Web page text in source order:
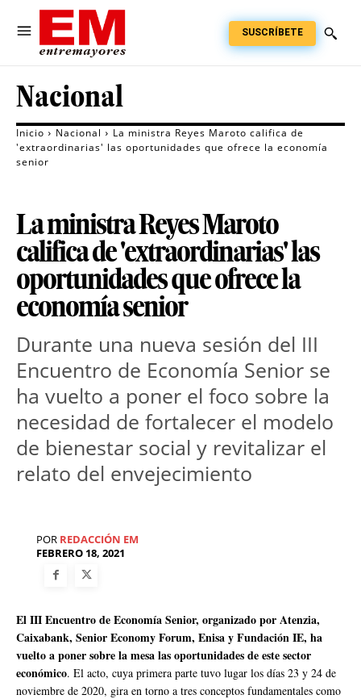
SUSCRÍBETE
Nacional
Inicio Nacional
La ministra Reyes Maroto califica de
'extraordinarias' las oportunidades que ofrece la economía
senior
La ministra Reyes Maroto
califica de 'extraordinarias' las
oportunidades que ofrece la
economía senior
Durante una nueva sesión del III
Encuentro de Economía Senior se
ha vuelto a poner el foco sobre la
necesidad de fortalecer el modelo
de bienestar social y revitalizar el
relato del envejecimiento
POR REDACCIÓN EM
FEBRERO 18, 2021
El III Encuentro de Economía Senior, organizado por Atenzia,
Caixabank, Senior Economy Forum, Enisa y Fundación IE, ha
vuelto a poner sobre la mesa las oportunidades de este sector
económico. El acto, cuya primera parte tuvo lugar los días 23 y 24 de
noviembre de 2020, gira en torno a tres conceptos fundamentales como